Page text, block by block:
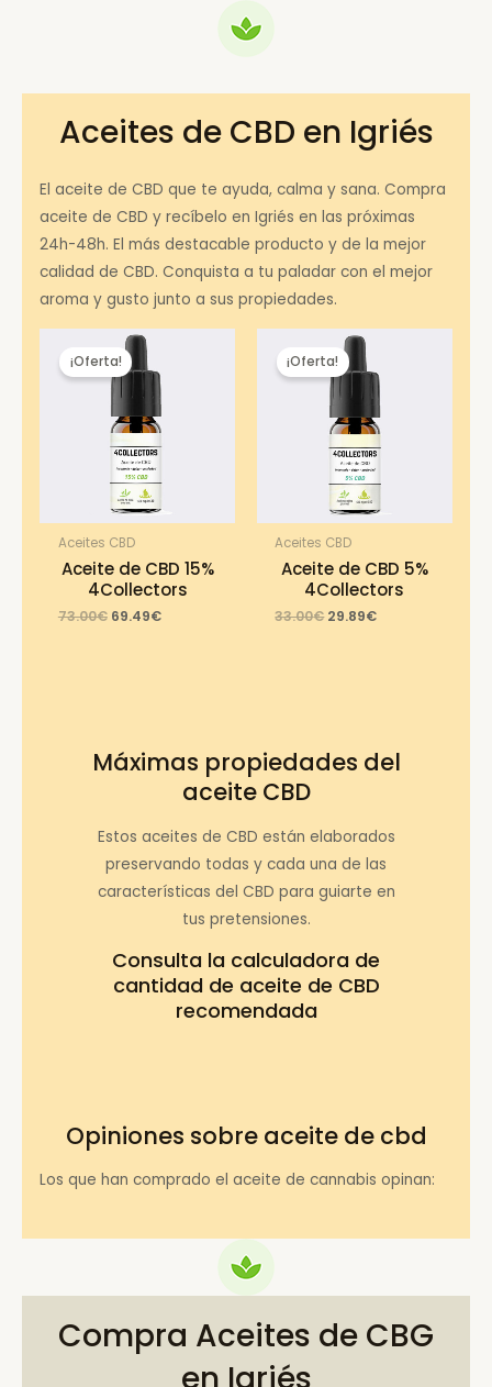
Aceites de CBD en Igriés
El aceite de CBD que te ayuda, calma y sana. Compra
aceite de CBD y recíbelo en Igriés en las próximas
24h-48h. El más destacable producto y de la mejor
calidad de CBD. Conquista a tu paladar con el mejor
aroma y gusto junto a sus propiedades.
¡Oferta!
Aceites CBD
Aceite de CBD 15%
4Collectors
73.00€ Original
69.49€Current
¡Oferta!
Aceites CBD
Aceite de CBD 5%
4Collectors
33.00€ Original
29.89€Current
Máximas propiedades del
aceite CBD
Estos aceites de CBD están elaborados
preservando todas y cada una de las
características del CBD para guiarte en
tus pretensiones.
Consulta la calculadora de
cantidad de aceite de CBD
recomendada
Opiniones sobre aceite de cbd
Los que han comprado el aceite de cannabis opinan:
Compra Aceites de CBG